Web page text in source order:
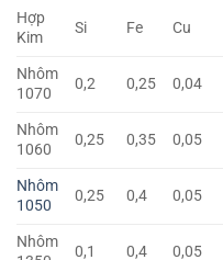
Hợp
Kim
Si Fe Cu
Nhôm
1070
0,2 0,25 0,04
Nhôm
1060
0,25 0,35 0,05
Nhôm
1050
0,25 0,4 0,05
Nhôm
0,1 0,4 0,05